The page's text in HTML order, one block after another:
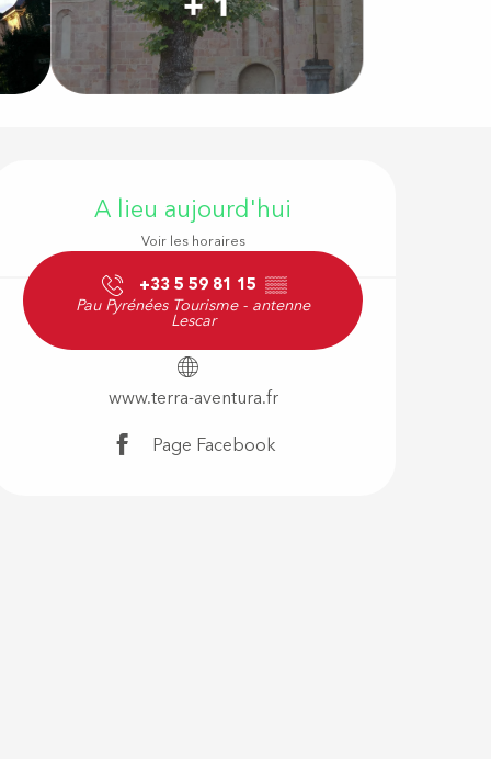
Ouverture
A lieu aujourd'hui
Voir les horaires
+33 5 59 81 15 ▒▒
Pau Pyrénées Tourisme - antenne
Lescar
www.terra-aventura.fr
Page Facebook